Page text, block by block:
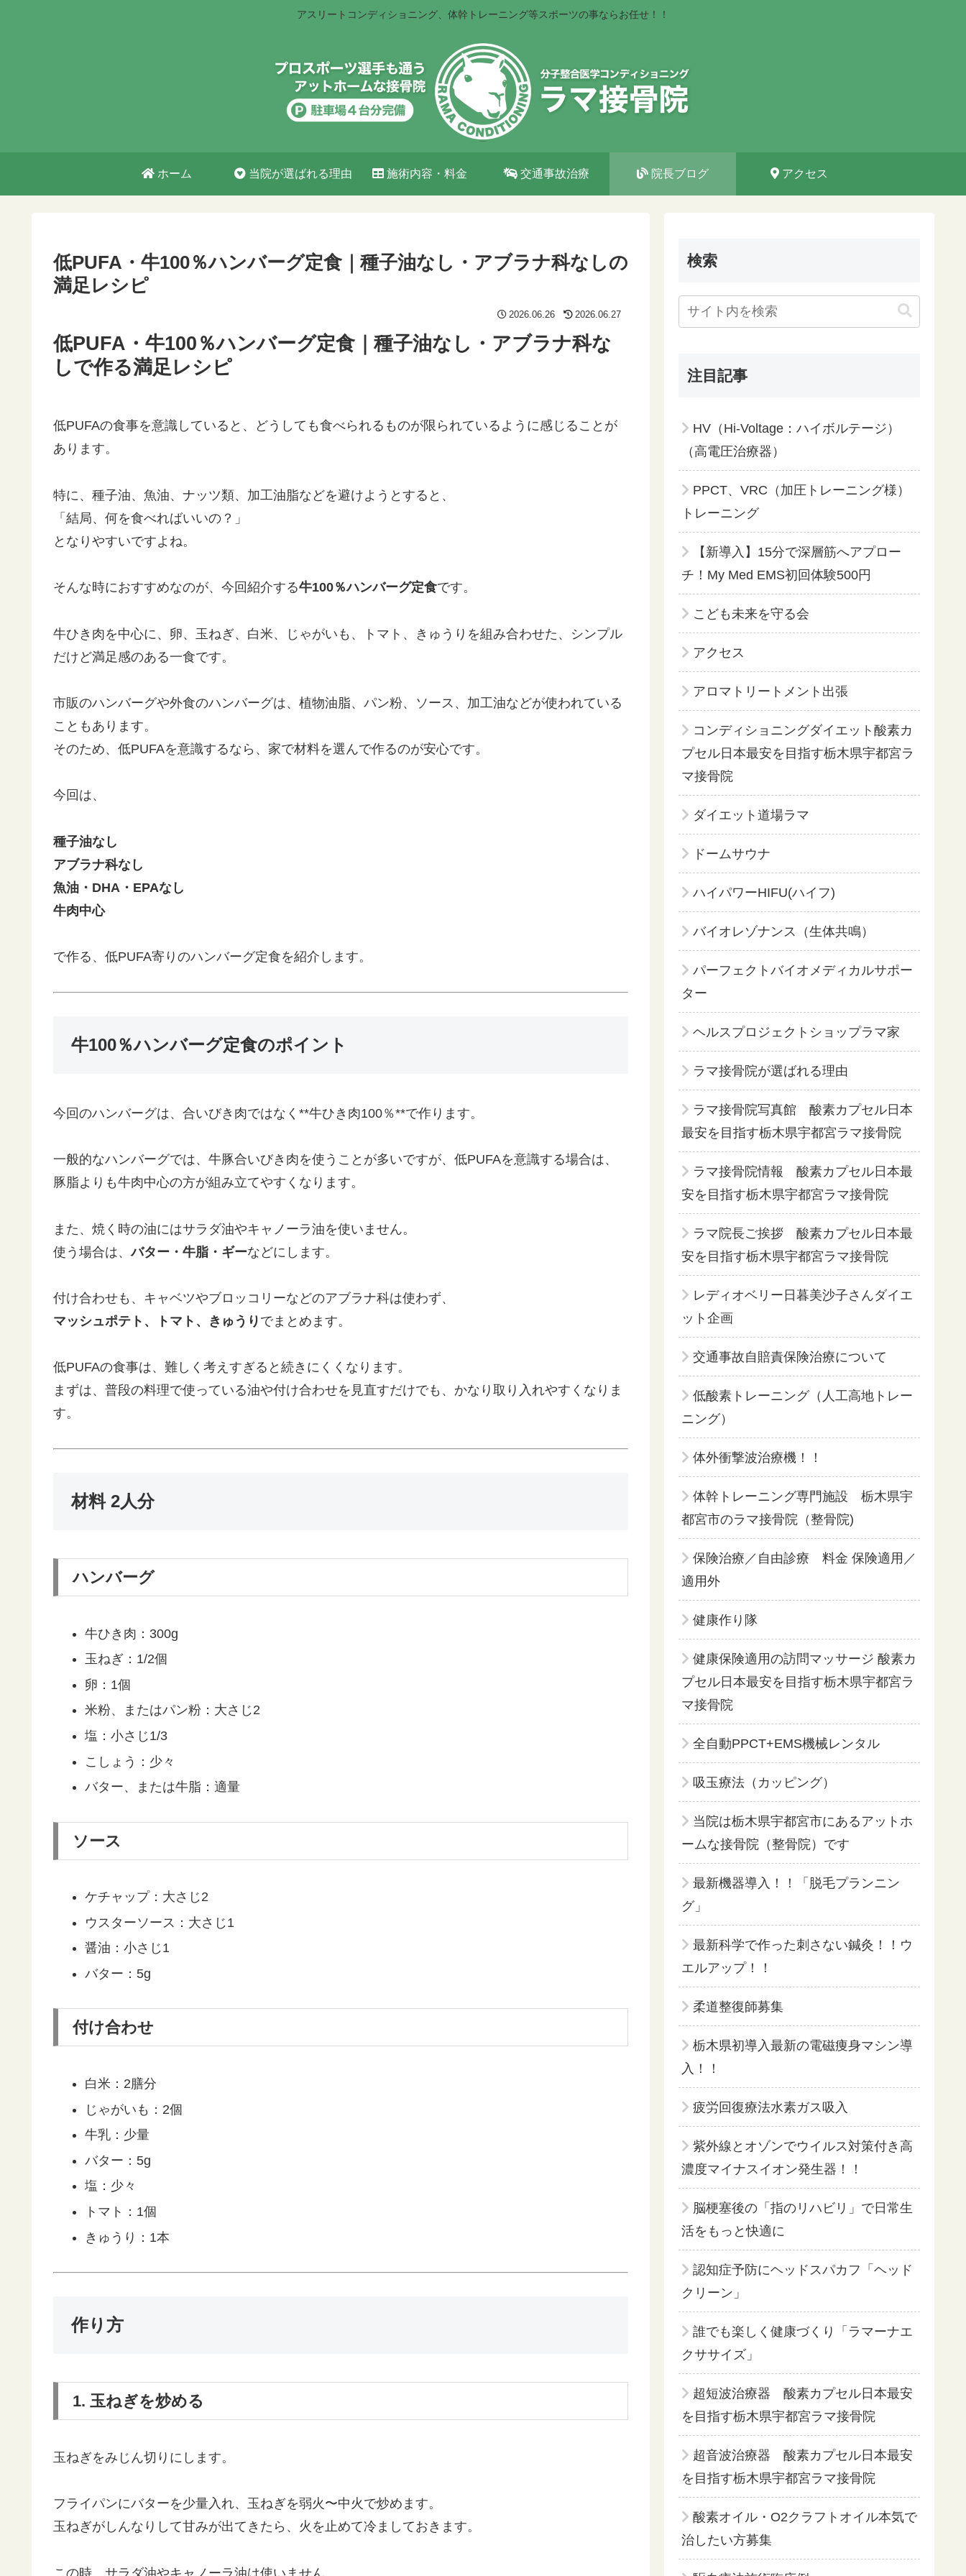
アスリートコンディショニング、体幹トレーニング等スポーツの事ならお任せ！！
ホーム 当院が選ばれる理由 施術内容・料金 交通事故治療 院長ブログ アクセス
低PUFA・牛100％ハンバーグ定食｜種子油なし・アブラナ科なしの
満足レシピ
2026.06.26 2026.06.27
低PUFA・牛100％ハンバーグ定食｜種子油なし・アブラナ科な
しで作る満足レシピ
低PUFAの食事を意識していると、どうしても食べられるものが限られているように感じることが
あります。
特に、種子油、魚油、ナッツ類、加工油脂などを避けようとすると、
「結局、何を食べればいいの？」
となりやすいですよね。
そんな時におすすめなのが、今回紹介する牛100％ハンバーグ定食です。
牛ひき肉を中心に、卵、玉ねぎ、白米、じゃがいも、トマト、きゅうりを組み合わせた、シンプル
だけど満足感のある一食です。
市販のハンバーグや外食のハンバーグは、植物油脂、パン粉、ソース、加工油などが使われている
こともあります。
そのため、低PUFAを意識するなら、家で材料を選んで作るのが安心です。
今回は、
種子油なし
アブラナ科なし
魚油・DHA・EPAなし
牛肉中心
で作る、低PUFA寄りのハンバーグ定食を紹介します。
牛100％ハンバーグ定食のポイント
今回のハンバーグは、合いびき肉ではなく**牛ひき肉100％**で作ります。
一般的なハンバーグでは、牛豚合いびき肉を使うことが多いですが、低PUFAを意識する場合は、
豚脂よりも牛肉中心の方が組み立てやすくなります。
また、焼く時の油にはサラダ油やキャノーラ油を使いません。
使う場合は、バター・牛脂・ギーなどにします。
付け合わせも、キャベツやブロッコリーなどのアブラナ科は使わず、
マッシュポテト、トマト、きゅうり でまとめます。
低PUFAの食事は、難しく考えすぎると続きにくくなります。
まずは、普段の料理で使っている油や付け合わせを見直すだけでも、かなり取り入れやすくなりま
す。
材料 2人分
ハンバーグ
牛ひき肉：300g
玉ねぎ：1/2個
卵：1個
米粉、またはパン粉：大さじ2
塩：小さじ1/3
こしょう：少々
バター、または牛脂：適量
ソース
ケチャップ：大さじ2
ウスターソース：大さじ1
醤油：小さじ1
バター：5g
付け合わせ
白米：2膳分
じゃがいも：2個
牛乳：少量
バター：5g
塩：少々
トマト：1個
きゅうり：1本
作り方
1. 玉ねぎを炒める
玉ねぎをみじん切りにします。
フライパンにバターを少量入れ、玉ねぎを弱火〜中火で炒めます。
玉ねぎがしんなりして甘みが出てきたら、火を止めて冷ましておきます。
この時、サラダ油やキャノーラ油は使いません。
検索
注目記事
HV（Hi-Voltage：ハイボルテージ）
（高電圧治療器）
PPCT、VRC（加圧トレーニング様）
トレーニング
【新導入】15分で深層筋へアプロー
チ！My Med EMS初回体験500円
こども未来を守る会
アクセス
アロマトリートメント出張
コンディショニングダイエット酸素カ
プセル日本最安を目指す栃木県宇都宮ラ
マ接骨院
ダイエット道場ラマ
ドームサウナ
ハイパワーHIFU(ハイフ)
バイオレゾナンス（生体共鳴）
パーフェクトバイオメディカルサポー
ター
ヘルスプロジェクトショップラマ家
ラマ接骨院が選ばれる理由
ラマ接骨院写真館 酸素カプセル日本
最安を目指す栃木県宇都宮ラマ接骨院
ラマ接骨院情報 酸素カプセル日本最
安を目指す栃木県宇都宮ラマ接骨院
ラマ院長ご挨拶 酸素カプセル日本最
安を目指す栃木県宇都宮ラマ接骨院
レディオベリー日暮美沙子さんダイエ
ット企画
交通事故自賠責保険治療について
低酸素トレーニング（人工高地トレー
ニング）
体外衝撃波治療機！！
体幹トレーニング専門施設 栃木県宇
都宮市のラマ接骨院（整骨院)
保険治療／自由診療 料金 保険適用／
適用外
健康作り隊
健康保険適用の訪問マッサージ 酸素カ
プセル日本最安を目指す栃木県宇都宮ラ
マ接骨院
全自動PPCT+EMS機械レンタル
吸玉療法（カッピング）
当院は栃木県宇都宮市にあるアットホ
ームな接骨院（整骨院）です
最新機器導入！！「脱毛プランニン
グ」
最新科学で作った刺さない鍼灸！！ウ
エルアップ！！
柔道整復師募集
栃木県初導入最新の電磁痩身マシン導
入！！
疲労回復療法水素ガス吸入
紫外線とオゾンでウイルス対策付き高
濃度マイナスイオン発生器！！
脳梗塞後の「指のリハビリ」で日常生
活をもっと快適に
認知症予防にヘッドスパカフ「ヘッド
クリーン」
誰でも楽しく健康づくり「ラマーナエ
クササイズ」
超短波治療器 酸素カプセル日本最安
を目指す栃木県宇都宮ラマ接骨院
超音波治療器 酸素カプセル日本最安
を目指す栃木県宇都宮ラマ接骨院
酸素オイル・O2クラフトオイル本気で
治したい方募集